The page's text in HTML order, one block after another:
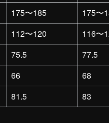
175〜185
175〜
112〜120
116〜
75.5
77.5
66
68
81.5 83